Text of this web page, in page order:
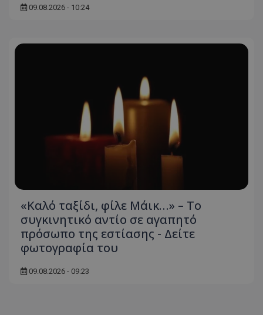
09.08.2026 - 10:24
«Καλό ταξίδι, φίλε Μάικ…» – Το
συγκινητικό αντίο σε αγαπητό
πρόσωπο της εστίασης - Δείτε
φωτογραφία του
09.08.2026 - 09:23